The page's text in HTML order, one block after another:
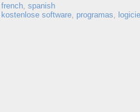
french, spanish
kostenlose software, programas,